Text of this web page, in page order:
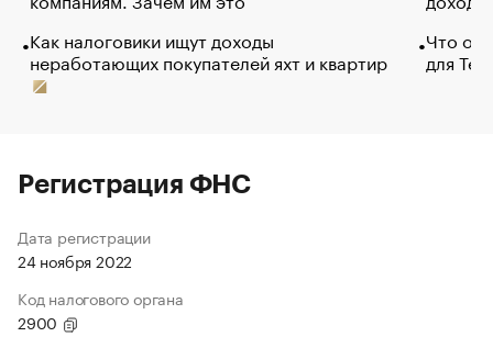
Как налоговики ищут доходы
неработающих покупателей яхт и квартир
Что
для
Регистрация ФНС
Дата регистрации
24 ноября 2022
Код налогового органа
2900